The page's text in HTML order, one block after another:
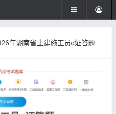
年湖南省土建施工员c证答题